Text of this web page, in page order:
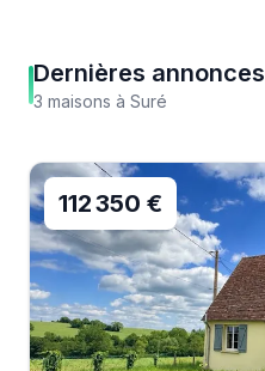
Dernières annonces
3 maisons à Suré
112 350 €